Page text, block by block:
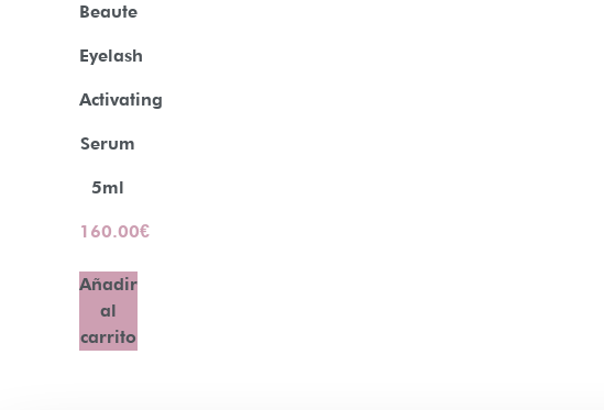
Beaute
Eyelash
Activating
Serum
5ml
160.00€
Añadir
al
carrito